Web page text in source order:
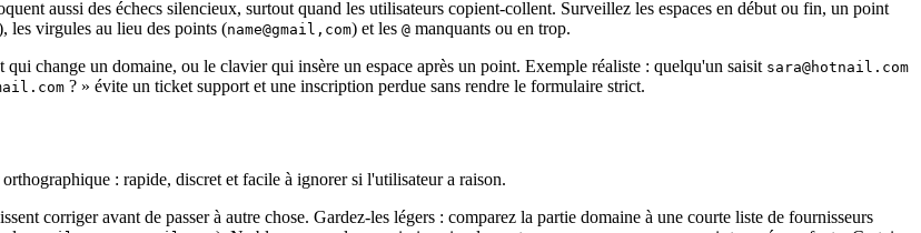
aussi des échecs silencieux, surtout quand les utilisateurs copient‑collent. Surveillez les espaces en début ou fin, un point
les virgules au lieu des points (name@gmail,com) et les @ manquants ou en trop.
qui change un domaine, ou le clavier qui insère un espace après un point. Exemple réaliste : quelqu'un saisit sara@hotnail.com
? » évite un ticket support et une inscription perdue sans rendre le formulaire strict.
: rapide, discret et facile à ignorer si l'utilisateur a raison.
corriger avant de passer à autre chose. Gardez‑les légers : comparez la partie domaine à une courte liste de fournisseurs